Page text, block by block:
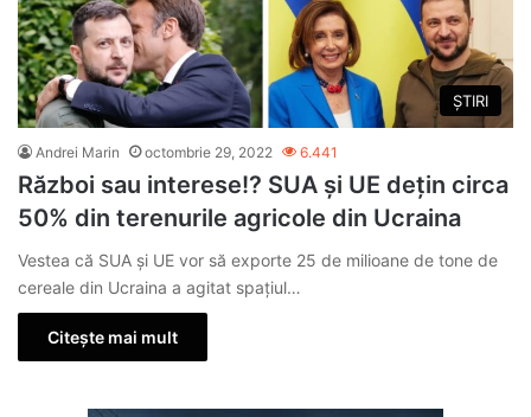
ȘTIRI
Andrei Marin octombrie 29, 2022 6.441
Război sau interese!? SUA și UE dețin circa
50% din terenurile agricole din Ucraina
Vestea că SUA și UE vor să exporte 25 de milioane de tone de
cereale din Ucraina a agitat spațiul…
Citește mai mult